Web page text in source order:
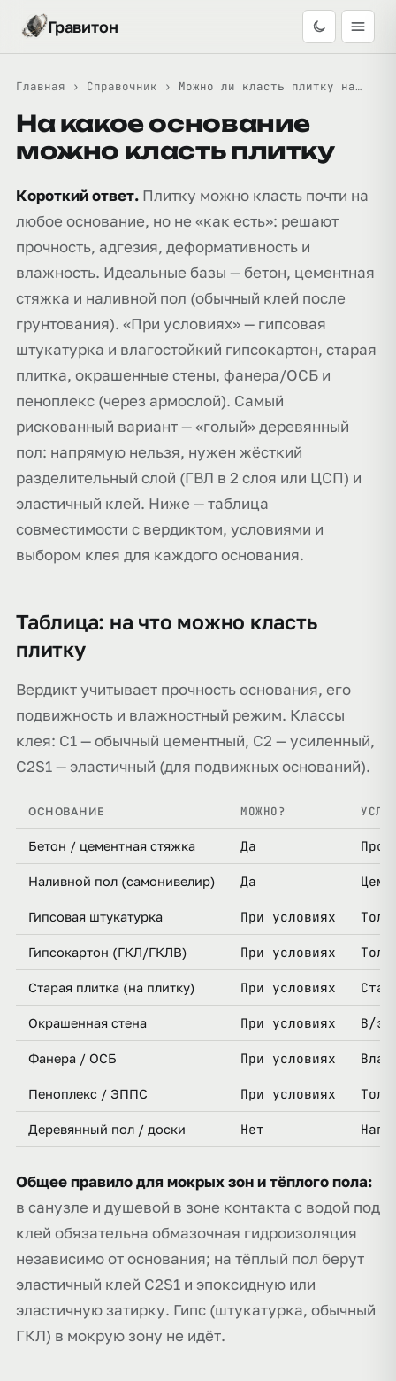
Гравитон
Главная › Справочник › Можно ли класть плитку на…
На какое основание
можно класть плитку
Короткий ответ. Плитку можно класть почти на
любое основание, но не «как есть»: решают
прочность, адгезия, деформативность и
влажность. Идеальные базы — бетон, цементная
стяжка и наливной пол (обычный клей после
грунтования). «При условиях» — гипсовая
штукатурка и влагостойкий гипсокартон, старая
плитка, окрашенные стены, фанера/ОСБ и
пеноплекс (через армослой). Самый
рискованный вариант — «голый» деревянный
пол: напрямую нельзя, нужен жёсткий
разделительный слой (ГВЛ в 2 слоя или ЦСП) и
эластичный клей. Ниже — таблица
совместимости с вердиктом, условиями и
выбором клея для каждого основания.
Таблица: на что можно класть
плитку
Вердикт учитывает прочность основания, его
подвижность и влажностный режим. Классы
клея: C1 — обычный цементный, C2 — усиленный,
C2S1 — эластичный (для подвижных оснований).
ОСНОВАНИЕ МОЖНО?
Бетон / цементная стяжка Да
Наливной пол (самонивелир) Да
Гипсовая штукатурка При условиях
Гипсокартон (ГКЛ/ГКЛВ) При условиях
Старая плитка (на плитку) При условиях
Окрашенная стена При условиях В/э
Фанера / ОСБ При условиях
Пеноплекс / ЭППС При условиях
Деревянный пол / доски Нет
Общее правило для мокрых зон и тёплого пола:
в санузле и душевой в зоне контакта с водой под
клей обязательна обмазочная гидроизоляция
независимо от основания; на тёплый пол берут
эластичный клей C2S1 и эпоксидную или
эластичную затирку. Гипс (штукатурка, обычный
ГКЛ) в мокрую зону не идёт.